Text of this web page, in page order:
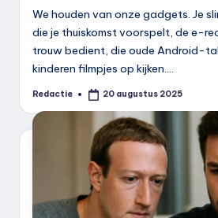
We houden van onze gadgets. Je
die je thuiskomst voorspelt, de e-
trouw bedient, die oude Android-
kinderen filmpjes op kijken.…
Geplaatst
Redactie 20 augustus 2025